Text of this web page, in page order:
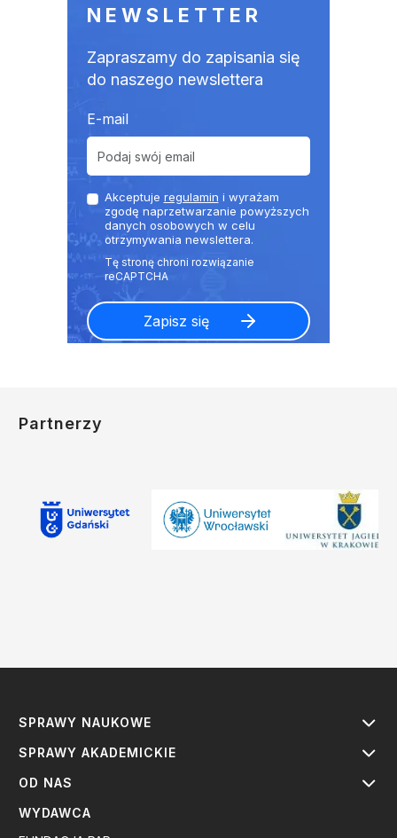
NEWSLETTER
Zapraszamy do zapisania się
do naszego newslettera
E-mail
Akceptuje regulamin i wyrażam
zgodę naprzetwarzanie powyższych
danych osobowych w celu
otrzymywania newslettera.
Partnerzy
SPRAWY NAUKOWE
SPRAWY AKADEMICKIE
OD NAS
WYDAWCA